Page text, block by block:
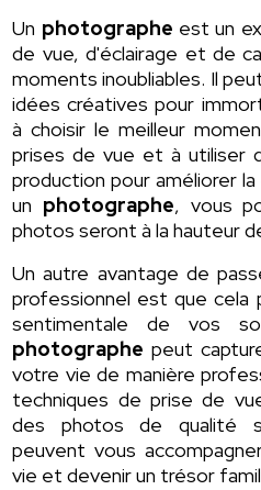
Un photographe est un
de vue, d'éclairage et de
moments inoubliables. Il
idées créatives pour
à choisir le meilleur
prises de vue et à utiliser
production pour améliorer
un photographe, vous
photos seront à la hauteur
Un autre avantage de
professionnel est que cela
sentimentale de vos
photographe peut
votre vie de manière
techniques de prise de
des photos de qualité
peuvent vous
vie et devenir un trésor